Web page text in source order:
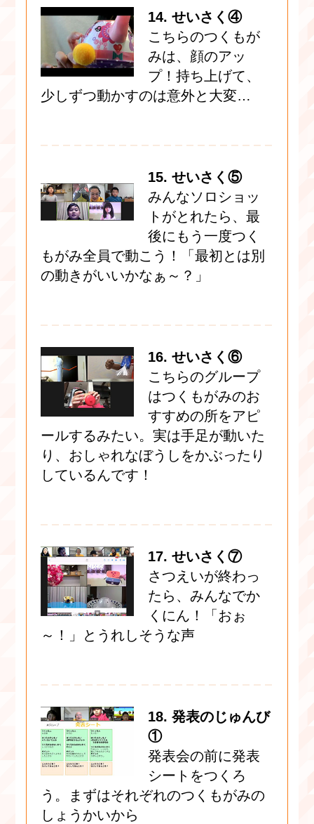
14. せいさく④
こちらのつくもが
みは、顔のアッ
プ！持ち上げて、
少しずつ動かすのは意外と大変…
15. せいさく⑤
みんなソロショッ
トがとれたら、最
後にもう一度つく
もがみ全員で動こう！「最初とは別
の動きがいいかなぁ～？」
16. せいさく⑥
こちらのグループ
はつくもがみのお
すすめの所をアピ
ールするみたい。実は手足が動いた
り、おしゃれなぼうしをかぶったり
しているんです！
17. せいさく⑦
さつえいが終わっ
たら、みんなでか
くにん！「おぉ
～！」とうれしそうな声
18. 発表のじゅんび
①
発表会の前に発表
シートをつくろ
う。まずはそれぞれのつくもがみの
しょうかいから